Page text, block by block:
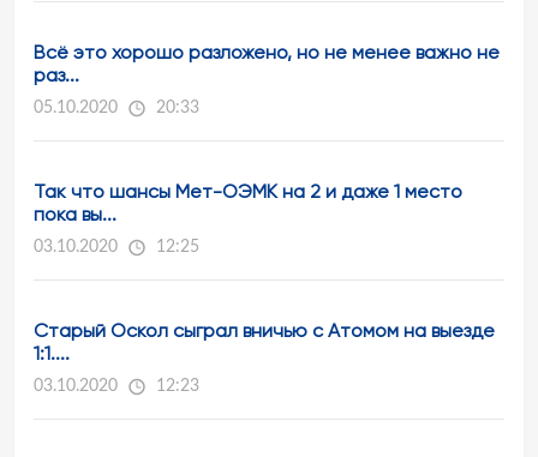
Всё это хорошо разложено, но не менее важно не
раз...
05.10.2020 20:33
Так что шансы Мет-ОЭМК на 2 и даже 1 место
пока вы...
03.10.2020 12:25
Старый Оскол сыграл вничью с Атомом на выезде
1:1....
03.10.2020 12:23